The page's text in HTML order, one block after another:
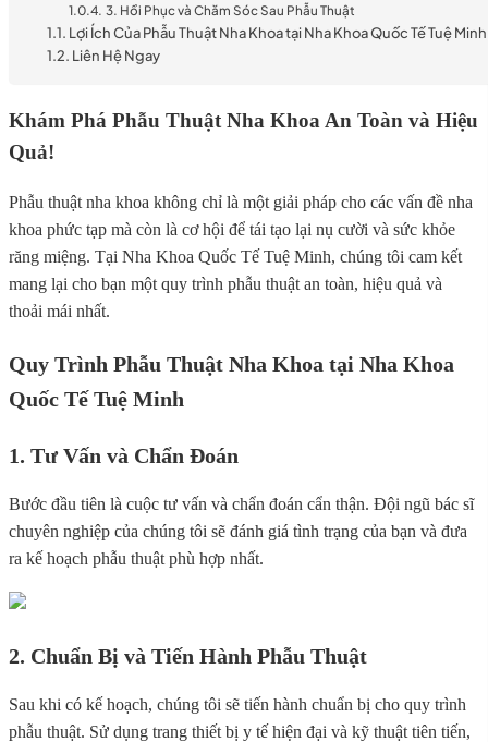
3. Hồi Phục và Chăm Sóc Sau Phẫu Thuật
Lợi Ích Của Phẫu Thuật Nha Khoa tại Nha Khoa Quốc Tế Tuệ Minh
Liên Hệ Ngay
Khám Phá Phẫu Thuật Nha Khoa An Toàn và Hiệu
Quả!
Phẫu thuật nha khoa không chỉ là một giải pháp cho các vấn đề nha
khoa phức tạp mà còn là cơ hội để tái tạo lại nụ cười và sức khỏe
răng miệng. Tại Nha Khoa Quốc Tế Tuệ Minh, chúng tôi cam kết
mang lại cho bạn một quy trình phẫu thuật an toàn, hiệu quả và
thoải mái nhất.
Quy Trình Phẫu Thuật Nha Khoa tại Nha Khoa
Quốc Tế Tuệ Minh
1. Tư Vấn và Chẩn Đoán
Bước đầu tiên là cuộc tư vấn và chẩn đoán cẩn thận. Đội ngũ bác sĩ
chuyên nghiệp của chúng tôi sẽ đánh giá tình trạng của bạn và đưa
ra kế hoạch phẫu thuật phù hợp nhất.
2. Chuẩn Bị và Tiến Hành Phẫu Thuật
Sau khi có kế hoạch, chúng tôi sẽ tiến hành chuẩn bị cho quy trình
phẫu thuật. Sử dụng trang thiết bị y tế hiện đại và kỹ thuật tiên tiến,